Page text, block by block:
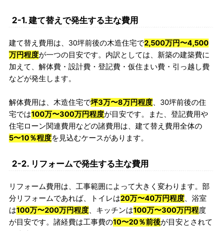
2-1. 建て替えで発生する主な費用
建て替え費用は、30坪前後の木造住宅で2,500万円〜4,500
万円程度が一つの目安です。内訳としては、新築の建築費に
加えて、解体費・設計費・登記費・仮住まい費・引っ越し費
などが発生します。
解体費用は、木造住宅で坪3万〜8万円程度、30坪前後の住
宅では100万〜300万円程度が目安です。また、登記費用や
住宅ローン関連費用などの諸費用は、建て替え費用全体の
5〜10％程度を見込むケースがあります。
2-2. リフォームで発生する主な費用
リフォーム費用は、工事範囲によって大きく変わります。部
分リフォームであれば、トイレは20万〜40万円程度、浴室
は100万〜200万円程度、キッチンは100万〜300万円程度
が目安です。諸経費は工事費の10〜20％前後が目安とされて